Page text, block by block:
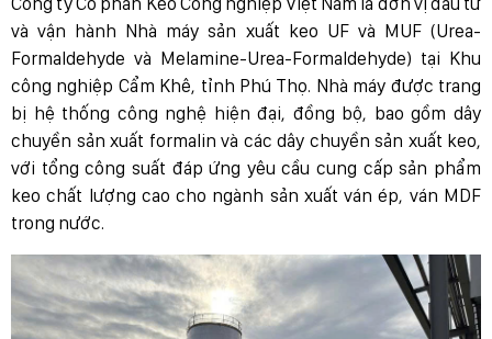
và vận hành Nhà máy sản xuất keo UF và MUF (Urea-
Formaldehyde và Melamine-Urea-Formaldehyde) tại Khu
công nghiệp Cẩm Khê, tỉnh Phú Thọ. Nhà máy được trang
bị hệ thống công nghệ hiện đại, đồng bộ, bao gồm dây
chuyền sản xuất formalin và các dây chuyền sản xuất keo,
với tổng công suất đáp ứng yêu cầu cung cấp sản phẩm
keo chất lượng cao cho ngành sản xuất ván ép, ván MDF
trong nước.